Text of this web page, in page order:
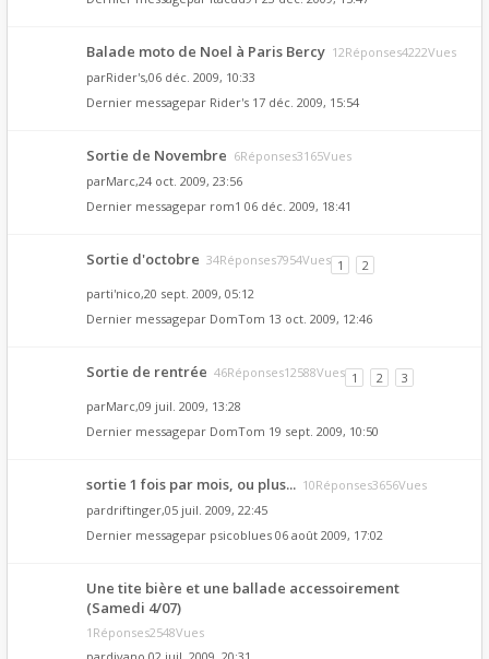
Balade moto de Noel à Paris Bercy 12Réponses4222Vues
parRider's,06 déc. 2009, 10:33
Dernier messagepar Rider's 17 déc. 2009, 15:54
Sortie de Novembre 6Réponses3165Vues
parMarc,24 oct. 2009, 23:56
Dernier messagepar rom1 06 déc. 2009, 18:41
Sortie d'octobre 34Réponses7954Vues 1
2
parti'nico,20 sept. 2009, 05:12
Dernier messagepar DomTom 13 oct. 2009, 12:46
Sortie de rentrée 46Réponses12588Vues 1 2
3
parMarc,09 juil. 2009, 13:28
Dernier messagepar DomTom 19 sept. 2009, 10:50
sortie 1 fois par mois, ou plus... 10Réponses3656Vues
pardriftinger,05 juil. 2009, 22:45
Dernier messagepar psicoblues 06 août 2009, 17:02
Une tite bière et une ballade accessoirement
(Samedi 4/07)
1Réponses2548Vues